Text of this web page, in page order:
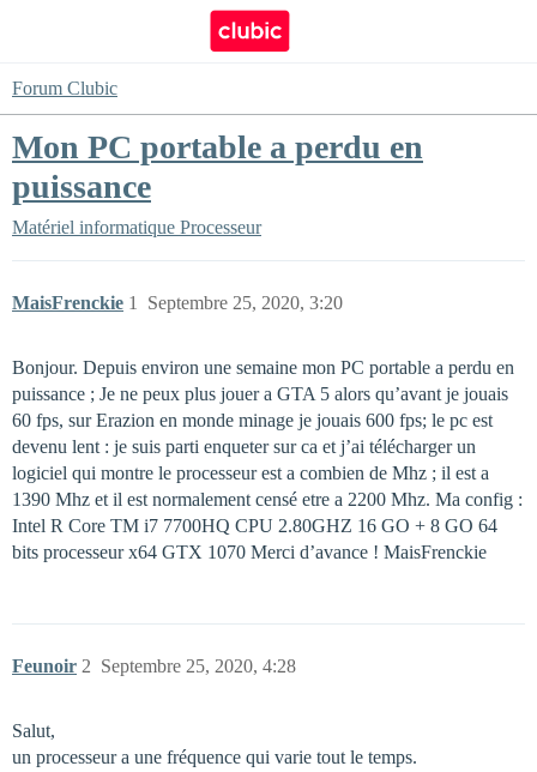
Forum Clubic
Mon PC portable a perdu en
puissance
Matériel informatique Processeur
MaisFrenckie Septembre 25, 2020, 3:20
1
Bonjour. Depuis environ une semaine mon PC portable a perdu en
puissance ; Je ne peux plus jouer a GTA 5 alors qu’avant je jouais
60 fps, sur Erazion en monde minage je jouais 600 fps; le pc est
devenu lent : je suis parti enqueter sur ca et j’ai télécharger un
logiciel qui montre le processeur est a combien de Mhz ; il est a
1390 Mhz et il est normalement censé etre a 2200 Mhz. Ma config :
Intel R Core TM i7 7700HQ CPU 2.80GHZ 16 GO + 8 GO 64
bits processeur x64 GTX 1070 Merci d’avance ! MaisFrenckie
Feunoir Septembre 25, 2020, 4:28
2
Salut,
un processeur a une fréquence qui varie tout le temps.